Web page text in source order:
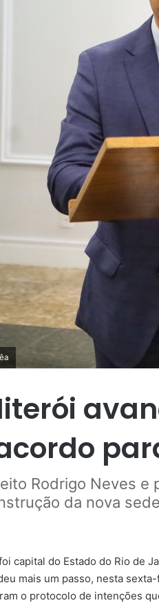
Rodrigo Neves e
da nova
capital do Estado do Rio de
mais um passo, nesta
o protocolo de intenções